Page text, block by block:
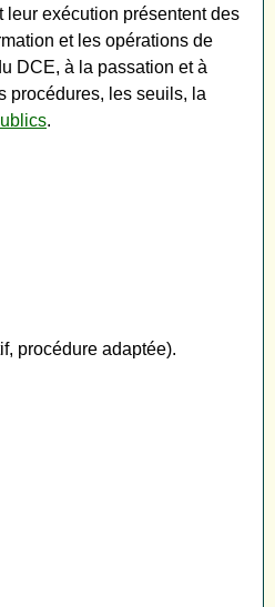
exécution présentent des
et les opérations de
DCE, à la passation et à
procédures, les seuils, la
.
procédure adaptée).